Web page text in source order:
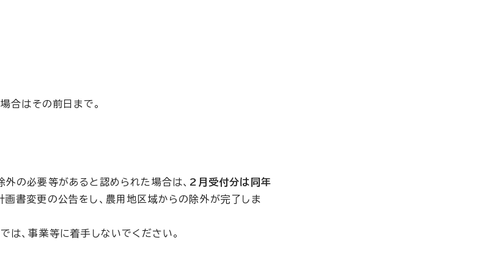
はその前日まで。
の必要等があると認められた場合は、 2月受付分は同年
書変更の公告をし、農用地区域からの除外が完了しま
は、事業等に着手しないでください。